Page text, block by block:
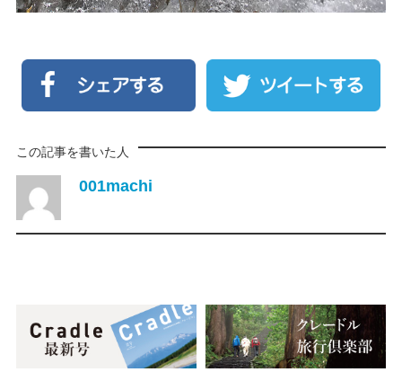
この記事を書いた人
001machi